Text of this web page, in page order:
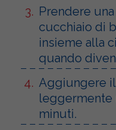
Prendere
cucchiaio di
insieme alla
quando
Aggiungere
leggermente
minuti.